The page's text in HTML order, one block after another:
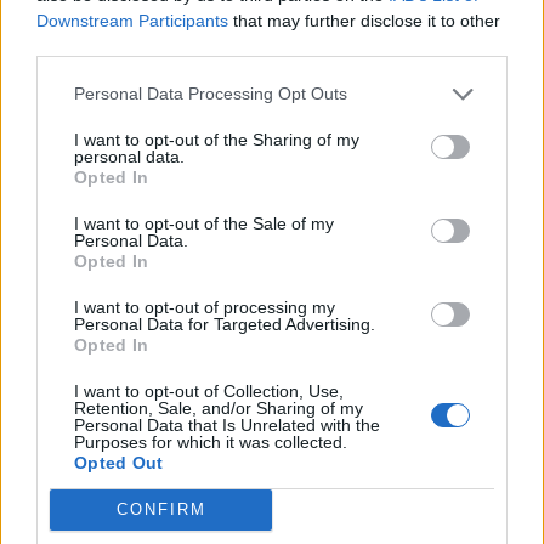
Downstream Participants that may further disclose it to other
Personal Data Processing Opt Outs
I want to opt-out of the Sharing of my
personal data.
Opted In
I want to opt-out of the Sale of my
Personal Data.
Opted In
I want to opt-out of processing my
Personal Data for Targeted Advertising.
Opted In
I want to opt-out of Collection, Use,
Retention, Sale, and/or Sharing of my
Personal Data that Is Unrelated with the
Purposes for which it was collected.
Opted Out
CONFIRM
Federica Ionta Prendere un taxi
all'aeroporto di Fiumicino: dopo
il disagio, la beffa.
28/08/2011
alla politica
03/07/2011
prendere sberle
19/06/2011
Prendere le monete è furto